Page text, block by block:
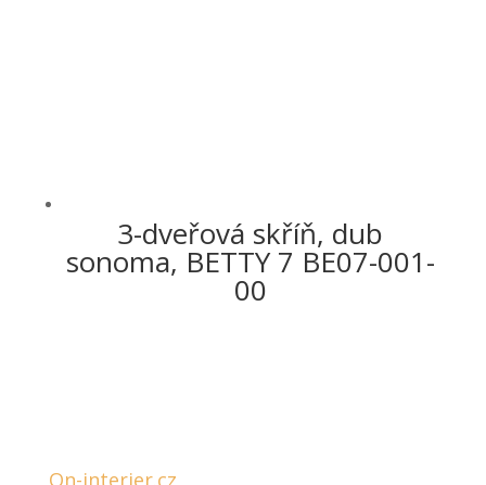
3-dveřová skříň, dub
sonoma, BETTY 7 BE07-001-
00
On-interier.cz